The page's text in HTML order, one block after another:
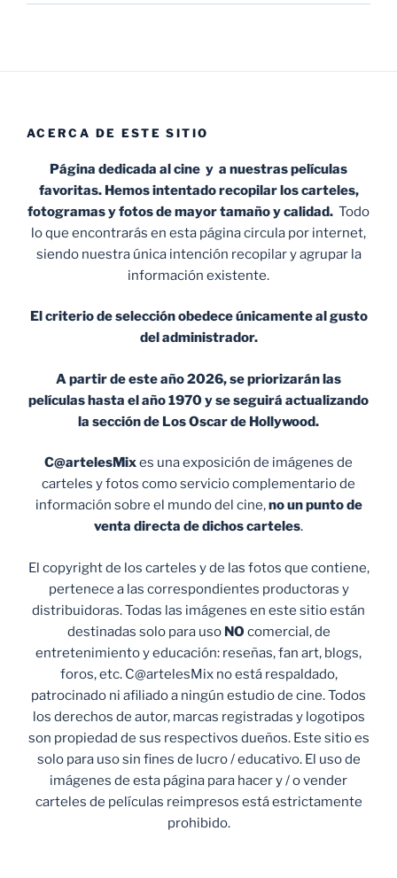
ACERCA DE ESTE SITIO
Página dedicada al cine y a nuestras películas
favoritas. Hemos intentado recopilar los carteles,
fotogramas y fotos de mayor tamaño y calidad. Todo
lo que encontrarás en esta página circula por internet,
siendo nuestra única intención recopilar y agrupar la
información existente.
El criterio de selección obedece únicamente al gusto
del administrador.
A partir de este año 2026, se priorizarán las
películas hasta el año 1970 y se seguirá actualizando
la sección de Los Oscar de Hollywood.
C@artelesMixes una exposición de imágenes de
carteles y fotos como servicio complementario de
información sobre el mundo del cine,no un punto de
venta directa de dichos carteles.
El copyright de los carteles y de las fotos que contiene,
pertenece a las correspondientes productoras y
distribuidoras. Todas las imágenes en este sitio están
destinadas solo para uso NO comercial, de
entretenimiento y educación: reseñas, fan art, blogs,
foros, etc. C@artelesMix no está respaldado,
patrocinado ni afiliado a ningún estudio de cine. Todos
los derechos de autor, marcas registradas y logotipos
son propiedad de sus respectivos dueños. Este sitio es
solo para uso sin fines de lucro / educativo. El uso de
imágenes de esta página para hacer y / o vender
carteles de películas reimpresos está estrictamente
prohibido.